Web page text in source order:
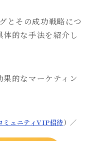
とその成功戦略につ
的な手法を紹介し
的なマーケティン
ミュニティVIP招待）／